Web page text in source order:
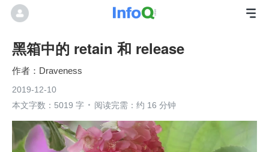
黑箱中的 retain 和 release
Draveness
2019-12-10
本文字数：5019 字
阅读完需：约 16 分钟